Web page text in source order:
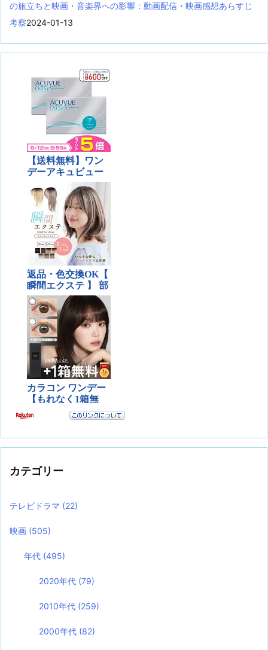
の旅立ちと映画・音楽界への影響：動画配信・映画感想あらすじ
考察2024-01-13
カテゴリー
テレビドラマ (22)
映画 (505)
年代 (495)
2020年代 (79)
2010年代 (259)
2000年代 (82)